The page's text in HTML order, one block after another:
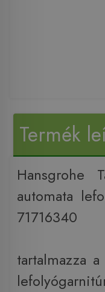
Termék
Hansgrohe
automata
71716340
tartalmazza